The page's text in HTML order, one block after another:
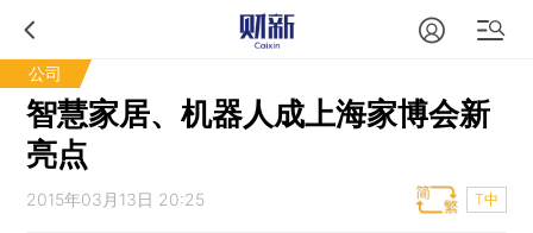
公司
智慧家居、机器人成上海家博会新
亮点
2015年03月13日 20:25 T中